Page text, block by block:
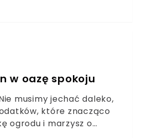
w oazę spokoju
musimy jechać daleko,
które znacząco
ogrodu i marzysz o